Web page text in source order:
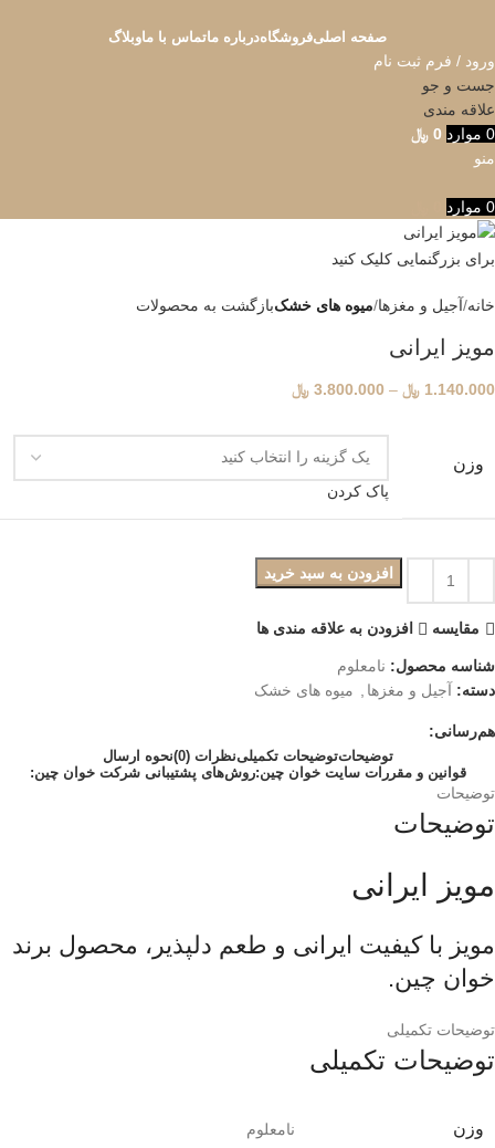
صفحه اصلیفروشگاهدرباره ماتماس با ماوبلاگ
ورود / فرم ثبت نام
جست و جو
علاقه مندی
0 موارد 0 ﷼
منو
0 موارد
برای بزرگنمایی کلیک کنید
خانه آجیل و مغزها میوه های خشکبازگشت به محصولات
مویز ایرانی
1.140.000 ﷼ –
3.800.000 ﷼
وزن
پاک کردن
افزودن به سبد خرید
مقایسه افزودن به علاقه مندی ها
شناسه محصول: نامعلوم
دسته: آجیل و مغزها میوه های خشک
هم‌رسانی:
توضیحاتتوضیحات تکمیلینظرات (0)
نحوه ارسال
قوانین و مقررات سایت خوان چین:روش‌های پشتیبانی شرکت خوان چین:
توضیحات
توضیحات
مویز ایرانی
مویز با کیفیت ایرانی و طعم دلپذیر، محصول برند
خوان چین.
توضیحات تکمیلی
توضیحات تکمیلی
وزن نامعلوم